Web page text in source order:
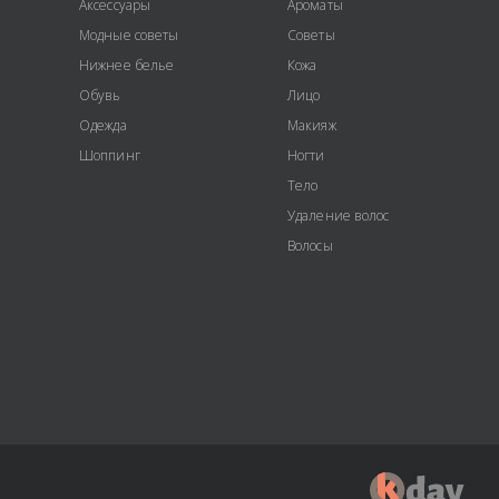
Аксессуары
Модные советы
Нижнее белье
Обувь
Одежда
Шоппинг
Ароматы
Советы
Кожа
Лицо
Макияж
Ногти
Тело
Удаление волос
Волосы